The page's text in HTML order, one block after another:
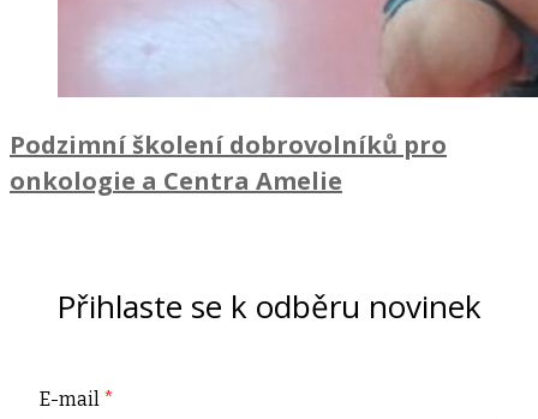
Podzimní školení dobrovolníků pro
onkologie a Centra Amelie
Přihlaste se k odběru novinek
E-mail *